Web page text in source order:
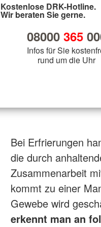
Kostenlose DRK-Hotline.
Wir beraten Sie gerne.
08000 365
Infos für Sie
rund um die Uhr
Bei Erfrierungen
die durch
Zusammenarbeit
kommt zu einer
Gewebe wird
erkennt man an